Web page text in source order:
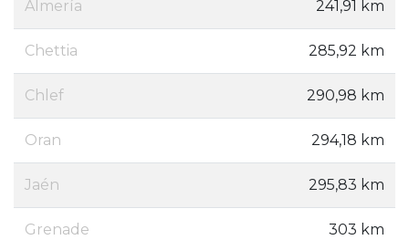
Almería 241,91 km
Chettia 285,92 km
Chlef 290,98 km
Oran 294,18 km
Jaén 295,83 km
Grenade 303 km